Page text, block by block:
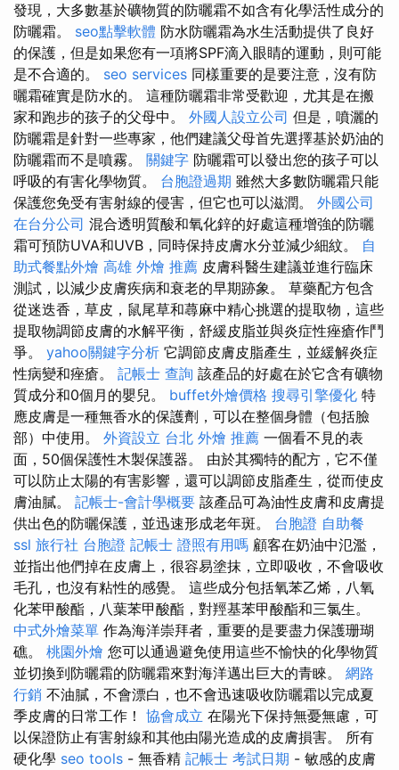
發現，大多數基於礦物質的防曬霜不如含有化學活性成分的
防曬霜。 seo點擊軟體 防水防曬霜為水生活動提供了良好
的保護，但是如果您有一項將SPF滴入眼睛的運動，則可能
是不合適的。 seo services 同樣重要的是要注意，沒有防
曬霜確實是防水的。 這種防曬霜非常受歡迎，尤其是在搬
家和跑步的孩子的父母中。 外國人設立公司 但是，噴灑的
防曬霜是針對一些專家，他們建議父母首先選擇基於奶油的
防曬霜而不是噴霧。 關鍵字 防曬霜可以發出您的孩子可以
呼吸的有害化學物質。 台胞證過期 雖然大多數防曬霜只能
保護您免受有害射線的侵害，但它也可以滋潤。 外國公司
在台分公司 混合透明質酸和氧化鋅的好處這種增強的防曬
霜可預防UVA和UVB，同時保持皮膚水分並減少細紋。 自
助式餐點外燴 高雄 外燴 推薦 皮膚科醫生建議並進行臨床
測試，以減少皮膚疾病和衰老的早期跡象。 草藥配方包含
從迷迭香，草皮，鼠尾草和蕁麻中精心挑選的提取物，這些
提取物調節皮膚的水解平衡，舒緩皮脂並與炎症性痤瘡作鬥
爭。 yahoo關鍵字分析 它調節皮膚皮脂產生，並緩解炎症
性病變和痤瘡。 記帳士 查詢 該產品的好處在於它含有礦物
質成分和0個月的嬰兒。 buffet外燴價格 搜尋引擎優化 特
應皮膚是一種無香水的保護劑，可以在整個身體（包括臉
部）中使用。 外資設立 台北 外燴 推薦 一個看不見的表
面，50個保護性木製保護器。 由於其獨特的配方，它不僅
可以防止太陽的有害影響，還可以調節皮脂產生，從而使皮
膚油膩。 記帳士-會計學概要 該產品可為油性皮膚和皮膚提
供出色的防曬保護，並迅速形成老年斑。 台胞證 自助餐
ssl 旅行社 台胞證 記帳士 證照有用嗎 顧客在奶油中氾濫，
並指出他們掉在皮膚上，很容易塗抹，立即吸收，不會吸收
毛孔，也沒有粘性的感覺。 這些成分包括氧苯乙烯，八氧
化苯甲酸酯，八葉苯甲酸酯，對羥基苯甲酸酯和三氯生。
中式外燴菜單 作為海洋崇拜者，重要的是要盡力保護珊瑚
礁。 桃園外燴 您可以通過避免使用這些不愉快的化學物質
並切換到防曬霜的防曬霜來對海洋邁出巨大的青睞。 網路
行銷 不油膩，不會漂白，也不會迅速吸收防曬霜以完成夏
季皮膚的日常工作！ 協會成立 在陽光下保持無憂無慮，可
以保證防止有害射線和其他由陽光造成的皮膚損害。 所有
硬化學 seo tools - 無香精 記帳士 考試日期 - 敏感的皮膚